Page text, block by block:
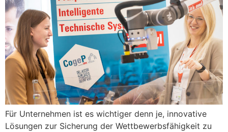
Für Unternehmen ist es wichtiger denn je, innovative
Lösungen zur Sicherung der Wettbewerbsfähigkeit zu